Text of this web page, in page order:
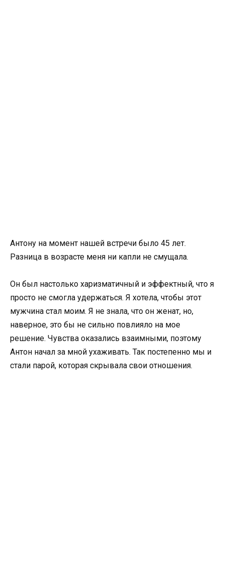
Антону на момент нашей встречи было 45 лет.
Разница в возрасте меня ни капли не смущала.
Он был настолько харизматичный и эффектный, что я
просто не смогла удержаться. Я хотела, чтобы этот
мужчина стал моим. Я не знала, что он женат, но,
наверное, это бы не сильно повлияло на мое
решение. Чувства оказались взаимными, поэтому
Антон начал за мной ухаживать. Так постепенно мы и
стали парой, которая скрывала свои отношения.